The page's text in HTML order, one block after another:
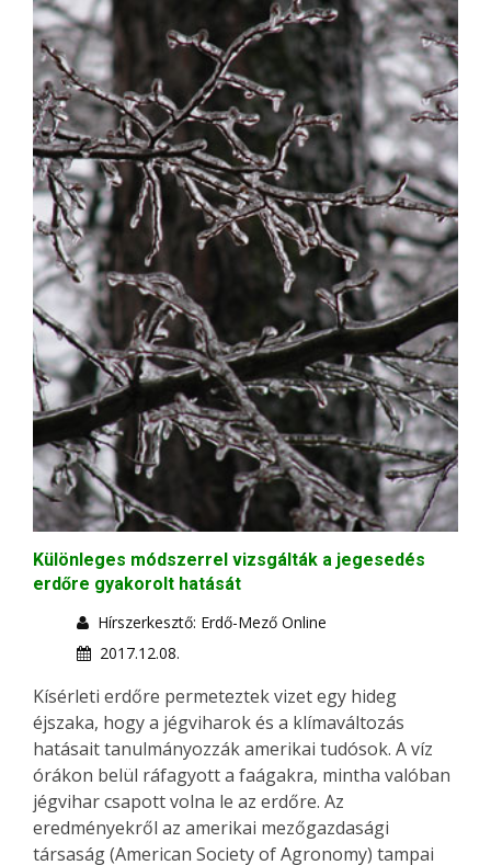
Különleges módszerrel vizsgálták a jegesedés
erdőre gyakorolt hatását
Hírszerkesztő: Erdő-Mező Online
2017.12.08.
Kísérleti erdőre permeteztek vizet egy hideg
éjszaka, hogy a jégviharok és a klímaváltozás
hatásait tanulmányozzák amerikai tudósok. A víz
órákon belül ráfagyott a faágakra, mintha valóban
jégvihar csapott volna le az erdőre. Az
eredményekről az amerikai mezőgazdasági
társaság (American Society of Agronomy) tampai